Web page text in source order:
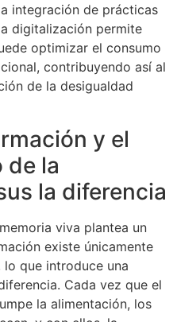
integración de prácticas
digitalización permite
optimizar el consumo
contribuyendo así al
de la desigualdad
y el
de la
la diferencia
viva plantea un
existe únicamente
lo que introduce una
Cada vez que el
la alimentación, los